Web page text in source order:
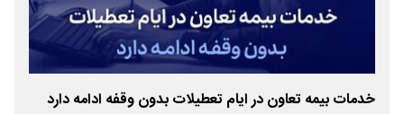
خدمات بیمه تعاون در ایام تعطیلات بدون وقفه ادامه دارد